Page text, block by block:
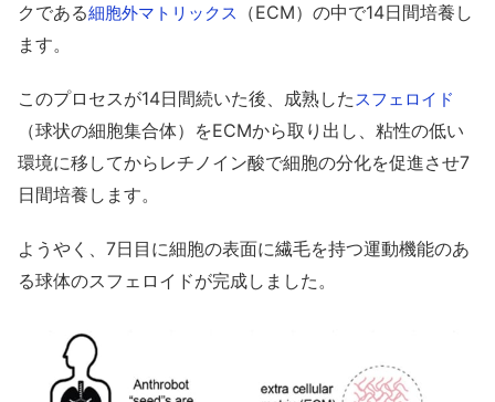
クである細胞外マトリックス
（ECM）の中で14日間培養し
ます。
このプロセスが14日間続いた後、成熟したスフェロイド
（球状の細胞集合体）をECMから取り出し、粘性の低い
環境に移してからレチノイン酸で細胞の分化を促進させ7
日間培養します。
ようやく、7日目に細胞の表面に繊毛を持つ運動機能のあ
る球体のスフェロイドが完成しました。